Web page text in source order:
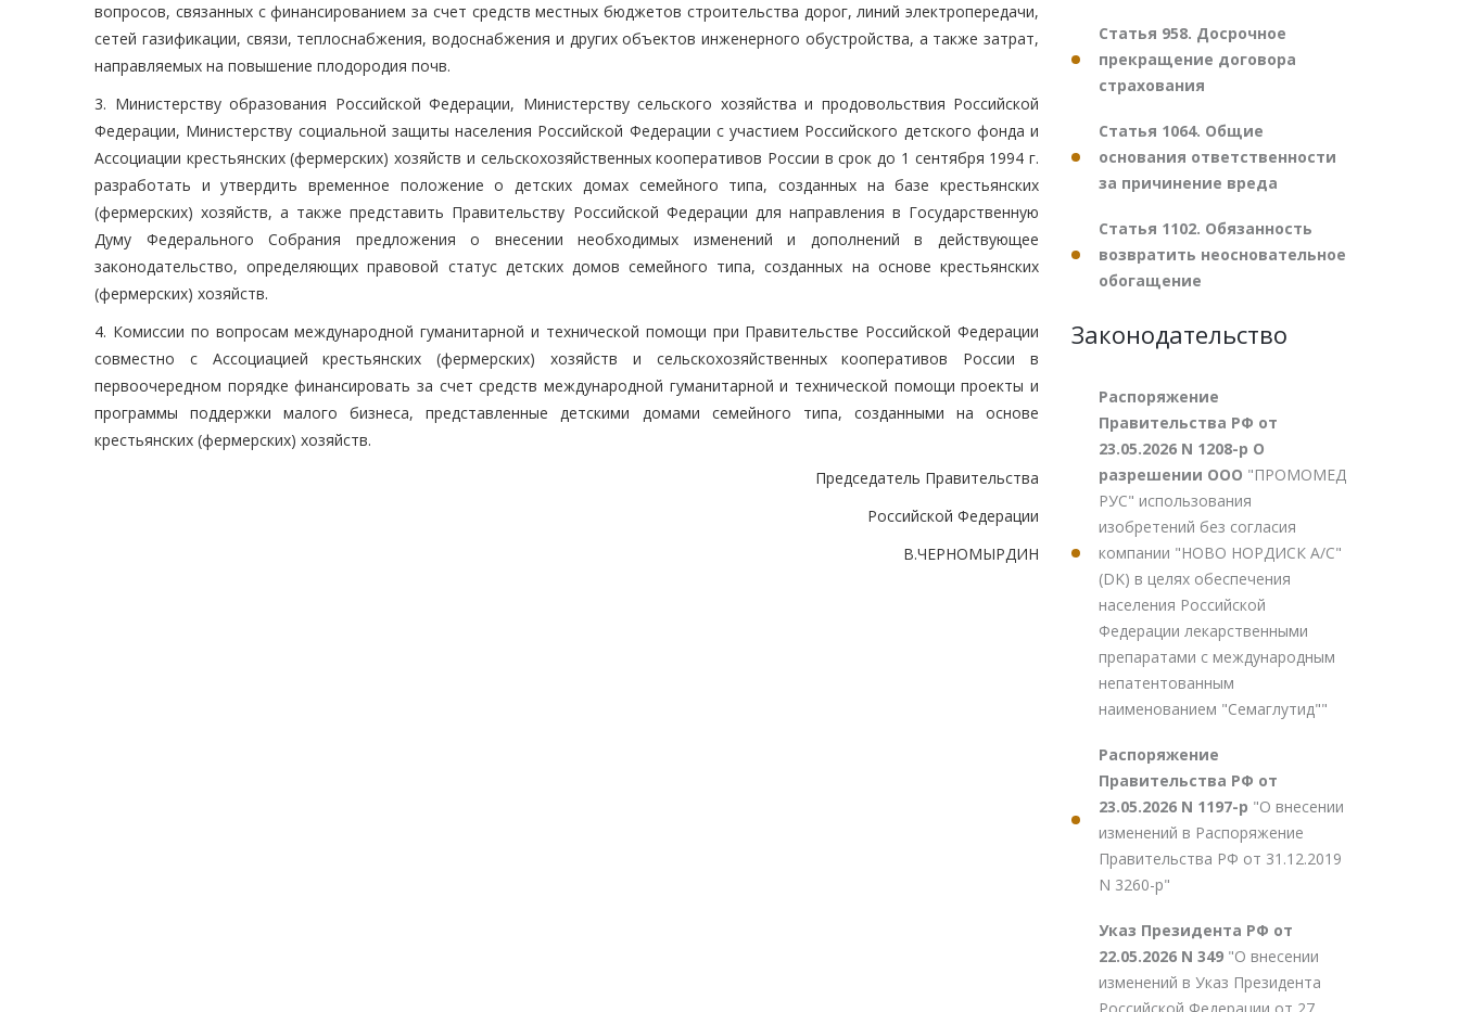
вопросов, связанных с финансированием за счет средств местных бюджетов строительства дорог, линий электропередачи,
сетей газификации, связи, теплоснабжения, водоснабжения и других объектов инженерного обустройства, а также затрат,
направляемых на повышение плодородия почв.
3. Министерству образования Российской Федерации, Министерству сельского хозяйства и продовольствия Российской
Федерации, Министерству социальной защиты населения Российской Федерации с участием Российского детского фонда и
Ассоциации крестьянских (фермерских) хозяйств и сельскохозяйственных кооперативов России в срок до 1 сентября 1994 г.
разработать и утвердить временное положение о детских домах семейного типа, созданных на базе крестьянских
(фермерских) хозяйств, а также представить Правительству Российской Федерации для направления в Государственную
Думу Федерального Собрания предложения о внесении необходимых изменений и дополнений в действующее
законодательство, определяющих правовой статус детских домов семейного типа, созданных на основе крестьянских
(фермерских) хозяйств.
4. Комиссии по вопросам международной гуманитарной и технической помощи при Правительстве Российской Федерации
совместно с Ассоциацией крестьянских (фермерских) хозяйств и сельскохозяйственных кооперативов России в
первоочередном порядке финансировать за счет средств международной гуманитарной и технической помощи проекты и
программы поддержки малого бизнеса, представленные детскими домами семейного типа, созданными на основе
крестьянских (фермерских) хозяйств.
Председатель Правительства
Российской Федерации
В.ЧЕРНОМЫРДИН
Статья 958. Досрочное
прекращение договора
страхования
Статья 1064. Общие
основания ответственности
за причинение вреда
Статья 1102. Обязанность
возвратить неосновательное
обогащение
Законодательство
Распоряжение
Правительства РФ от
23.05.2026 N 1208-р О
разрешении ООО "ПРОМОМЕД
РУС" использования
изобретений без согласия
компании "НОВО НОРДИСК А/С"
(DK) в целях обеспечения
населения Российской
Федерации лекарственными
препаратами с международным
непатентованным
наименованием "Семаглутид""
Распоряжение
Правительства РФ от
23.05.2026 N 1197-р "О внесении
изменений в Распоряжение
Правительства РФ от 31.12.2019
N 3260-р"
Указ Президента РФ от
22.05.2026 N 349 "О внесении
изменений в Указ Президента